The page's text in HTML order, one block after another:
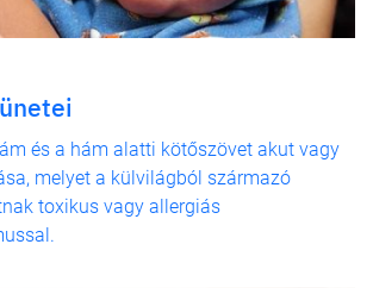
és a hám alatti kötőszövet akut vagy
melyet a külvilágból származó
toxikus vagy allergiás